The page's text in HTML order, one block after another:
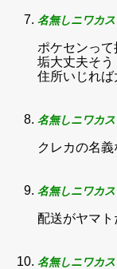
名無しニワカス
ポケセンっ
垢大丈夫そう
住所いじれば
名無しニワカス
クレカの名
名無しニワカス
配送がヤマ
名無しニワカス